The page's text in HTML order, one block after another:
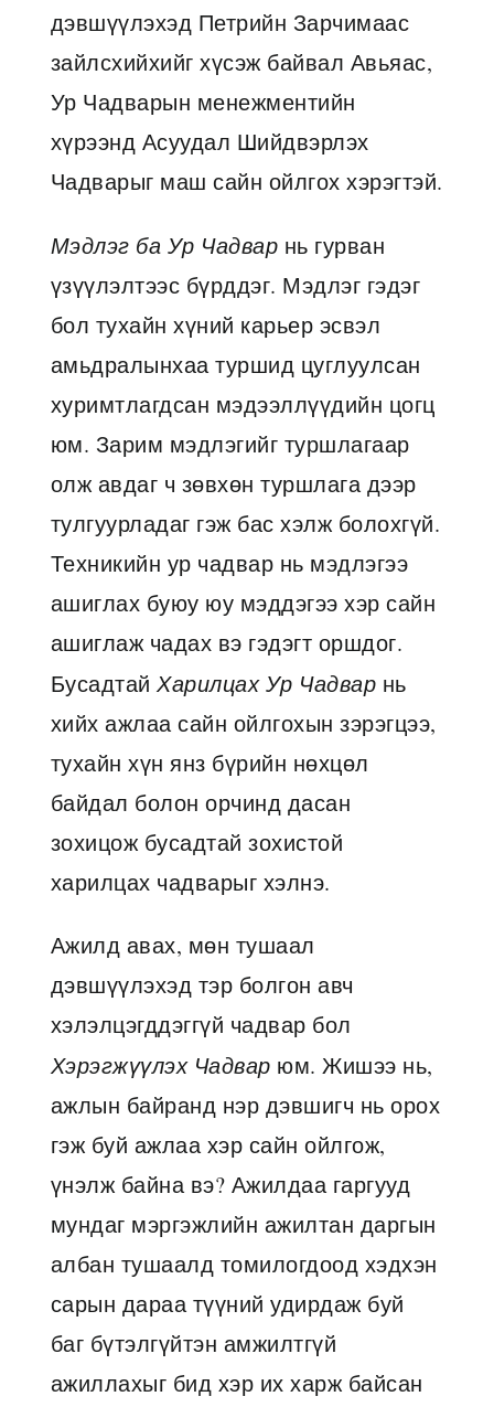
дэвшүүлэхэд Петрийн Зарчимаас
зайлсхийхийг хүсэж байвал Авьяас,
Ур Чадварын менежментийн
хүрээнд Асуудал Шийдвэрлэх
Чадварыг маш сайн ойлгох хэрэгтэй.
Мэдлэг ба Ур Чадвар нь гурван
үзүүлэлтээс бүрддэг. Мэдлэг гэдэг
бол тухайн хүний карьер эсвэл
амьдралынхаа туршид цуглуулсан
хуримтлагдсан мэдээллүүдийн цогц
юм. Зарим мэдлэгийг туршлагаар
олж авдаг ч зөвхөн туршлага дээр
тулгуурладаг гэж бас хэлж болохгүй.
Техникийн ур чадвар нь мэдлэгээ
ашиглах буюу юу мэддэгээ хэр сайн
ашиглаж чадах вэ гэдэгт оршдог.
БусадтайХарилцах Ур Чадвар нь
хийх ажлаа сайн ойлгохын зэрэгцээ,
тухайн хүн янз бүрийн нөхцөл
байдал болон орчинд дасан
зохицож бусадтай зохистой
харилцах чадварыг хэлнэ.
Ажилд авах, мөн тушаал
дэвшүүлэхэд тэр болгон авч
хэлэлцэгддэггүй чадвар бол
Хэрэгжүүлэх Чадвар юм. Жишээ нь,
ажлын байранд нэр дэвшигч нь орох
гэж буй ажлаа хэр сайн ойлгож,
үнэлж байна вэ? Ажилдаа гаргууд
мундаг мэргэжлийн ажилтан даргын
албан тушаалд томилогдоод хэдхэн
сарын дараа түүний удирдаж буй
баг бүтэлгүйтэн амжилтгүй
ажиллахыг бид хэр их харж байсан